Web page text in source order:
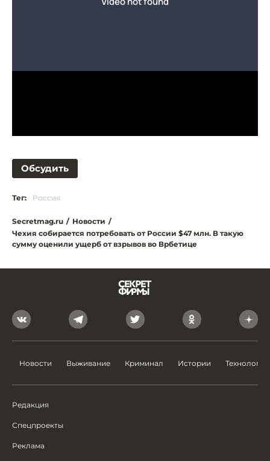
Обсудить
Тег: Россия
Secretmag.ru / Новости /
Чехия собирается потребовать от России $47 млн. В такую
сумму оценили ущерб от взрывов во Врбетице
Новости Выживание Криминал Истории Технологии
Редакция
Спецпроекты
Реклама